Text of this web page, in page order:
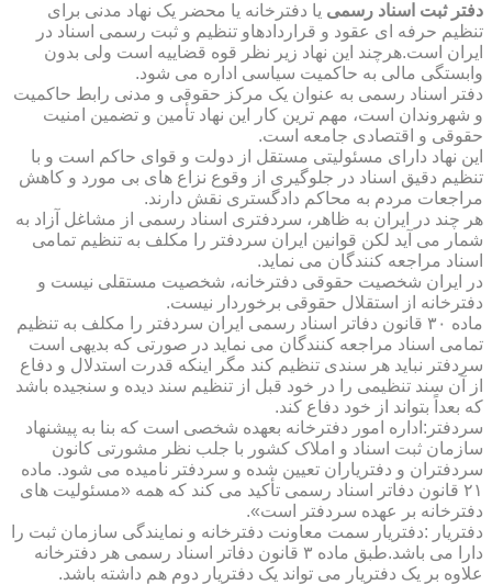
دفتر ثبت اسناد رسمی یا دفترخانه یا محضر یک نهاد مدنی برای
تنظیم حرفه ای عقود و قراردادهاو تنظیم و ثبت رسمی اسناد در
ایران است.هرچند این نهاد زیر نظر قوه قضاییه است ولی بدون
وابستگی مالی به حاکمیت سیاسی اداره می شود.
دفتر اسناد رسمی به عنوان یک مرکز حقوقی و مدنی رابط حاکمیت
و شهروندان است، مهم ترین کار این نهاد تأمین و تضمین امنیت
حقوقی و اقتصادی جامعه است.
این نهاد دارای مسئولیتی مستقل از دولت و قوای حاکم است و با
تنظیم دقیق اسناد در جلوگیری از وقوع نزاع های بی مورد و کاهش
مراجعات مردم به محاکم دادگستری نقش دارند.
هر چند در ایران به ظاهر، سردفتری اسناد رسمی از مشاغل آزاد به
شمار می آید لکن قوانین ایران سردفتر را مکلف به تنظیم تمامی
اسناد مراجعه کنندگان می نماید.
در ایران شخصیت حقوقی دفترخانه، شخصیت مستقلی نیست و
دفترخانه از استقلال حقوقی برخوردار نیست.
ماده ۳۰ قانون دفاتر اسناد رسمی ایران سردفتر را مکلف به تنظیم
تمامی اسناد مراجعه کنندگان می نماید در صورتی که بدیهی است
سردفتر نباید هر سندی تنظیم کند مگر اینکه قدرت استدلال و دفاع
از آن سند تنظیمی را در خود قبل از تنظیم سند دیده و سنجیده باشد
که بعداً بتواند از خود دفاع کند.
سردفتر:اداره امور دفترخانه بعهده شخصی است که بنا به پیشنهاد
سازمان ثبت اسناد و املاک کشور با جلب نظر مشورتی کانون
سردفتران و دفتریاران تعیین شده و سردفتر نامیده می شود. ماده
۲۱ قانون دفاتر اسناد رسمی تأکید می کند که همه «مسئولیت های
دفترخانه بر عهده سردفتر است».
دفتریار :دفتریار سمت معاونت دفترخانه و نمایندگی سازمان ثبت را
دارا می باشد.طبق ماده ۳ قانون دفاتر اسناد رسمی هر دفترخانه
علاوه بر یک دفتریار می تواند یک دفتریار دوم هم داشته باشد.